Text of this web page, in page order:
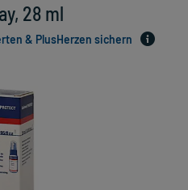
28 ml
& PlusHerzen sichern